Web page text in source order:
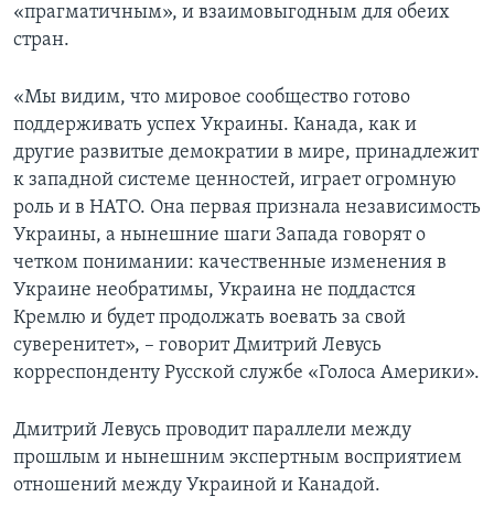
«прагматичным», и взаимовыгодным для обеих
стран.
«Мы видим, что мировое сообщество готово
поддерживать успех Украины. Канада, как и
другие развитые демократии в мире, принадлежит
к западной системе ценностей, играет огромную
роль и в НАТО. Она первая признала независимость
Украины, а нынешние шаги Запада говорят о
четком понимании: качественные изменения в
Украине необратимы, Украина не поддастся
Кремлю и будет продолжать воевать за свой
суверенитет», – говорит Дмитрий Левусь
корреспонденту Русской службе «Голоса Америки».
Дмитрий Левусь проводит параллели между
прошлым и нынешним экспертным восприятием
отношений между Украиной и Канадой.